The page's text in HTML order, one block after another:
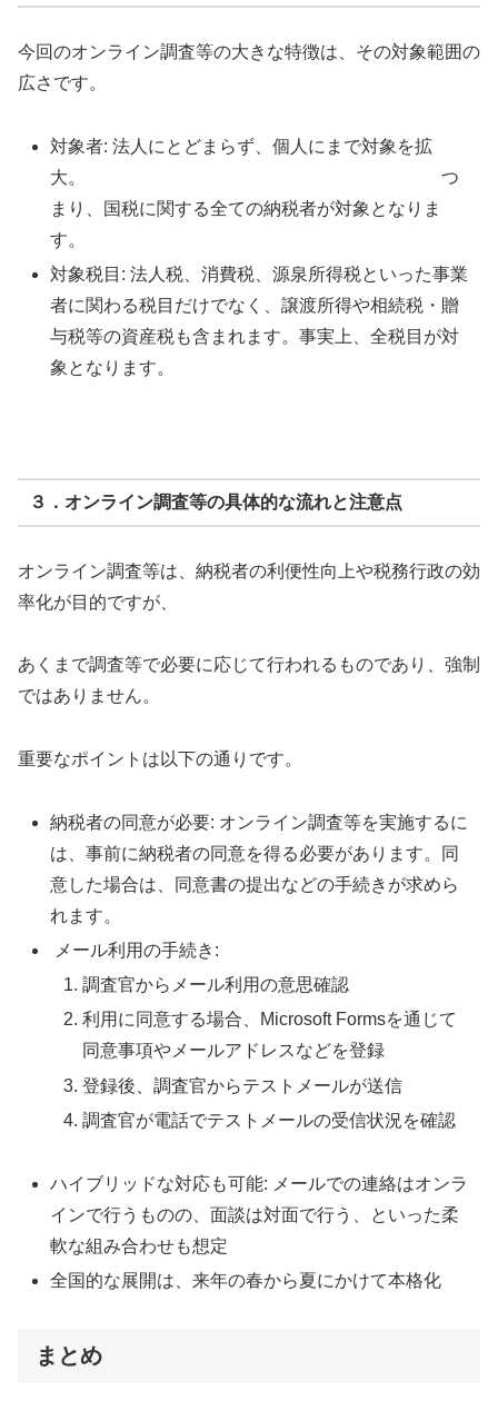
今回のオンライン調査等の大きな特徴は、その対象範囲の
広さです。
対象者: 法人にとどまらず、個人にまで対象を拡
大。 つ
まり、国税に関する全ての納税者が対象となりま
す。
対象税目: 法人税、消費税、源泉所得税といった事業
者に関わる税目だけでなく、譲渡所得や相続税・贈
与税等の資産税も含まれます。事実上、全税目が対
象となります。
３．オンライン調査等の具体的な流れと注意点
オンライン調査等は、納税者の利便性向上や税務行政の効
率化が目的ですが、
あくまで調査等で必要に応じて行われるものであり、強制
ではありません。
重要なポイントは以下の通りです。
納税者の同意が必要: オンライン調査等を実施するに
は、事前に納税者の同意を得る必要があります。同
意した場合は、同意書の提出などの手続きが求めら
れます。
メール利用の手続き:
調査官からメール利用の意思確認
利用に同意する場合、Microsoft Formsを通じて
同意事項やメールアドレスなどを登録
登録後、調査官からテストメールが送信
調査官が電話でテストメールの受信状況を確認
ハイブリッドな対応も可能: メールでの連絡はオンラ
インで行うものの、面談は対面で行う、といった柔
軟な組み合わせも想定
全国的な展開は、来年の春から夏にかけて本格化
まとめ